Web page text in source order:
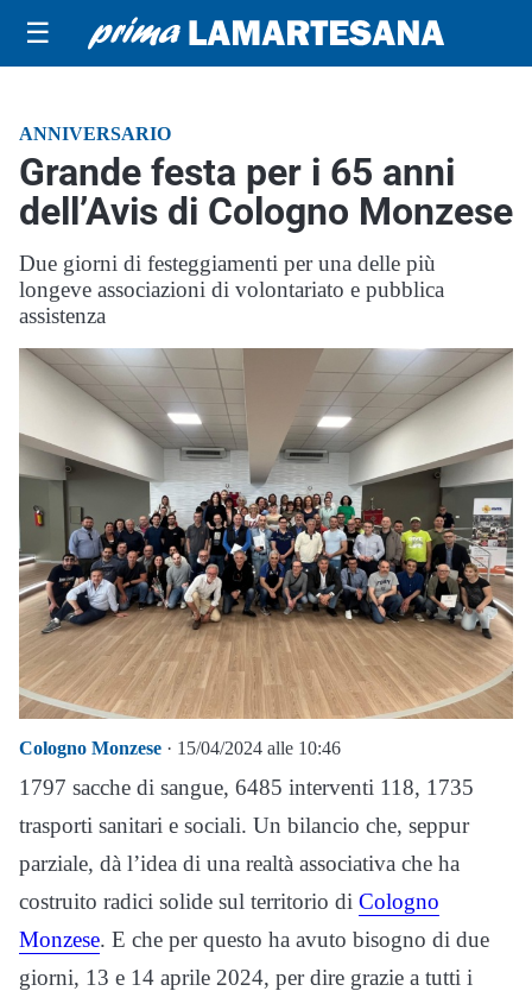
☰
ANNIVERSARIO
Grande festa per i 65 anni
dell’Avis di Cologno Monzese
Due giorni di festeggiamenti per una delle più
longeve associazioni di volontariato e pubblica
assistenza
Cologno Monzese · 15/04/2024 alle 10:46
1797 sacche di sangue, 6485 interventi 118, 1735
trasporti sanitari e sociali. Un bilancio che, seppur
parziale, dà l’idea di una realtà associativa che ha
costruito radici solide sul territorio di Cologno
Monzese. E che per questo ha avuto bisogno di due
giorni, 13 e 14 aprile 2024, per dire grazie a tutti i